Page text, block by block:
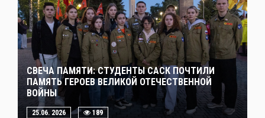
СВЕЧА ПАМЯТИ: СТУДЕНТЫ САСК ПОЧТИЛИ
ПАМЯТЬ ГЕРОЕВ ВЕЛИКОЙ ОТЕЧЕСТВЕННОЙ
ВОЙНЫ
25.06. 2026 189